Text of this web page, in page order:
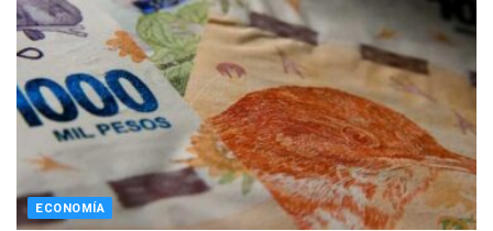
ECONOMÍA